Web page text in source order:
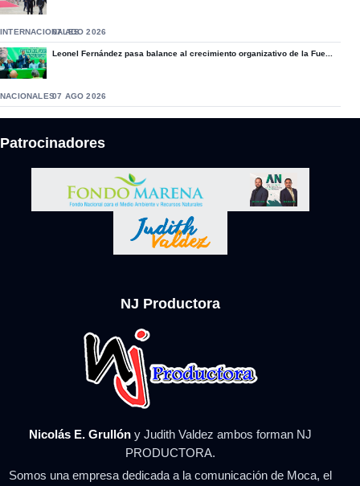
INTERNACIONALES07 AGO 2026
Leonel Fernández pasa balance al crecimiento organizativo de la Fue...
NACIONALES07 AGO 2026
Patrocinadores
NJ Productora
Nicolás E. Grullón y Judith Valdez ambos forman NJ
PRODUCTORA.
Somos una empresa dedicada a la comunicación de Moca, el